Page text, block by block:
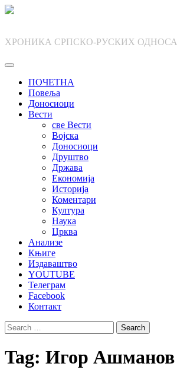
Skip
ХРОНИКА СРПСКО-РУСКИХ ОДНОСА
ПОЧЕТНА
Повеља
Доносиоци
Вести
све Вести
Војска
Доносиоци
Друштво
Држава
Економија
Историја
Коментари
Култура
Наука
Црква
Анализе
Књиге
Издаваштво
YOUTUBE
Телеграм
Facebook
Контакт
Search
for:
Tag: Игор Ашманов